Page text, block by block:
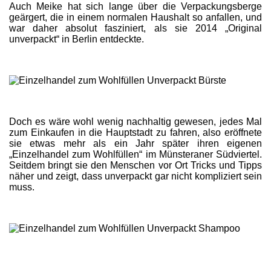
Auch Meike hat sich lange über die Verpackungsberge
geärgert, die in einem normalen Haushalt so anfallen, und
war daher absolut fasziniert, als sie 2014 „Original
unverpackt“ in Berlin entdeckte.
Doch es wäre wohl wenig nachhaltig gewesen, jedes Mal
zum Einkaufen in die Hauptstadt zu fahren, also eröffnete
sie etwas mehr als ein Jahr später ihren eigenen
„Einzelhandel zum Wohlfüllen“ im Münsteraner Südviertel.
Seitdem bringt sie den Menschen vor Ort Tricks und Tipps
näher und zeigt, dass unverpackt gar nicht kompliziert sein
muss.